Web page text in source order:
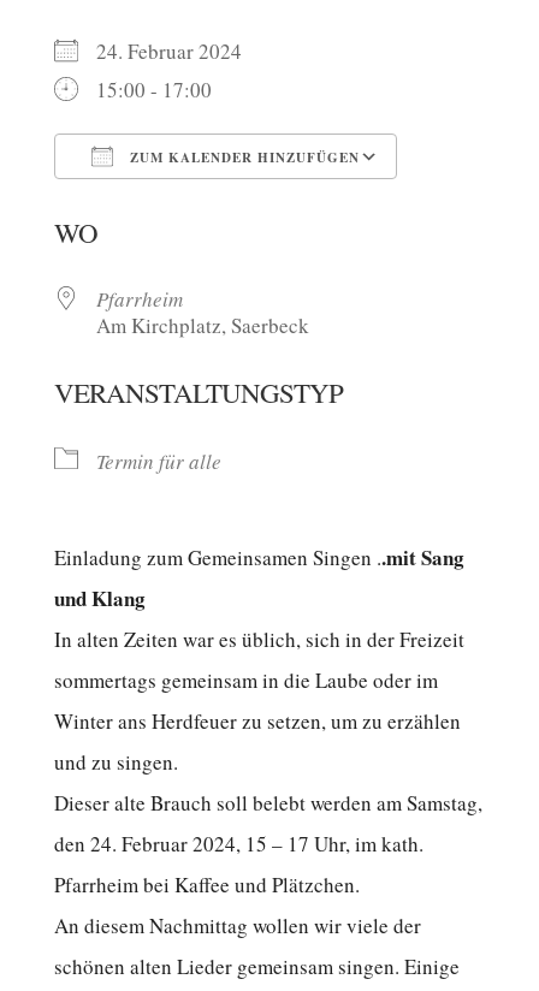
24. Februar 2024
15:00 - 17:00
ZUM KALENDER HINZUFÜGEN
WO
Pfarrheim
Am Kirchplatz, Saerbeck
VERANSTALTUNGSTYP
Termin für alle
Einladung zum Gemeinsamen Singen ..mit Sang
und Klang
In alten Zeiten war es üblich, sich in der Freizeit
sommertags gemeinsam in die Laube oder im
Winter ans Herdfeuer zu setzen, um zu erzählen
und zu singen.
Dieser alte Brauch soll belebt werden am Samstag,
den 24. Februar 2024, 15 – 17 Uhr, im kath.
Pfarrheim bei Kaffee und Plätzchen.
An diesem Nachmittag wollen wir viele der
schönen alten Lieder gemeinsam singen. Einige